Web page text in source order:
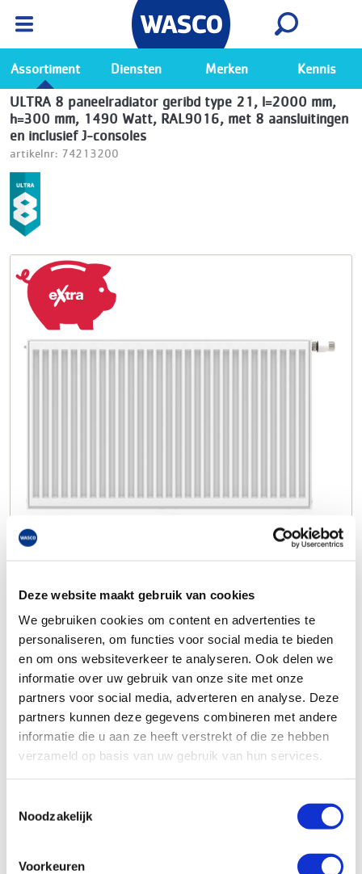
Deze website maakt gebruik van cookies
We gebruiken cookies om content en advertenties te
personaliseren, om functies voor social media te bieden
en om ons websiteverkeer te analyseren. Ook delen we
informatie over uw gebruik van onze site met onze
partners voor social media, adverteren en analyse. Deze
partners kunnen deze gegevens combineren met andere
informatie die u aan ze heeft verstrekt of die ze hebben
verzameld op basis van uw gebruik van hun services.
Noodzakelijk
Voorkeuren
Ga naar de Wasco app
Bekijk
Assortiment Diensten Merken Kennis
ULTRA 8 paneelradiator geribd type 21, l=2000 mm,
h=300 mm, 1490 Watt, RAL9016, met 8 aansluitingen
en inclusief J-consoles
artikelnr: 74213200